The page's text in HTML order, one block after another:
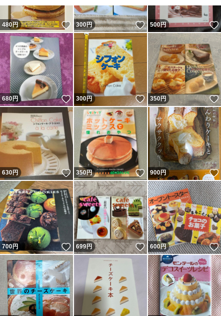
480円 いいね！
300円 いいね！
500円
680円 いいね！
300円 いいね！
350円
630円 いいね！
350円 いいね！
900円
700円 いいね！
699円 いいね！
600円